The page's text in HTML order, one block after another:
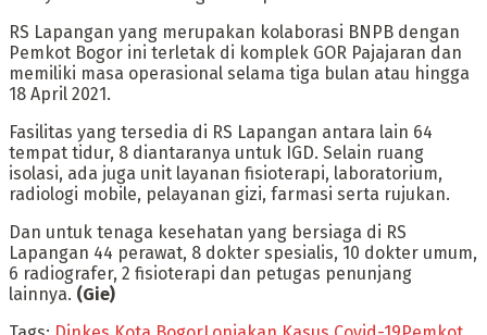
RS Lapangan yang merupakan kolaborasi BNPB dengan
Pemkot Bogor ini terletak di komplek GOR Pajajaran dan
memiliki masa operasional selama tiga bulan atau hingga
18 April 2021.
Fasilitas yang tersedia di RS Lapangan antara lain 64
tempat tidur, 8 diantaranya untuk IGD. Selain ruang
isolasi, ada juga unit layanan fisioterapi, laboratorium,
radiologi mobile, pelayanan gizi, farmasi serta rujukan.
Dan untuk tenaga kesehatan yang bersiaga di RS
Lapangan 44 perawat, 8 dokter spesialis, 10 dokter umum,
6 radiografer, 2 fisioterapi dan petugas penunjang
lainnya. (Gie)